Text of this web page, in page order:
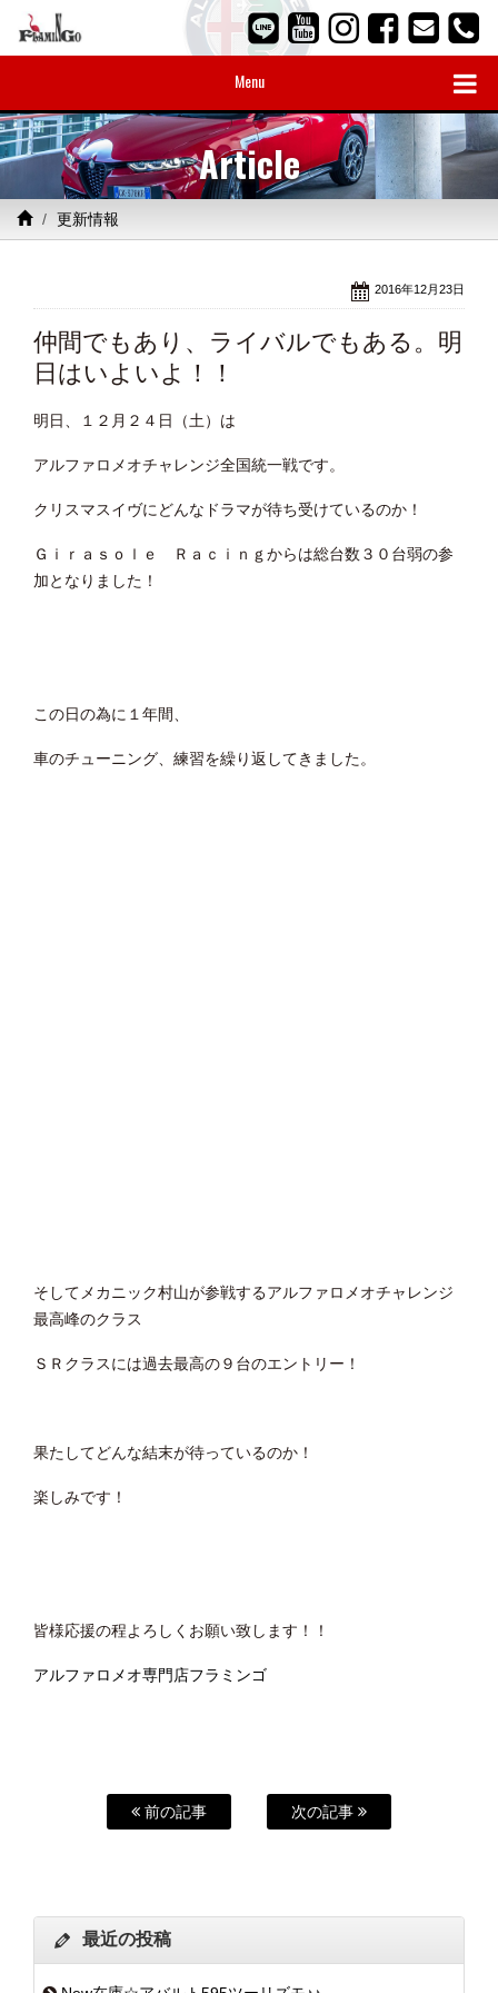
Menu
Article
更新情報
2016年12月23日
仲間でもあり、ライバルでもある。明
日はいよいよ！！
明日、１２月２４日（土）は
アルファロメオチャレンジ全国統一戦です。
クリスマスイヴにどんなドラマが待ち受けているのか！
Ｇｉｒａｓｏｌｅ Ｒａｃｉｎｇからは総台数３０台弱の参
加となりました！
この日の為に１年間、
車のチューニング、練習を繰り返してきました。
そしてメカニック村山が参戦するアルファロメオチャレンジ
最高峰のクラス
ＳＲクラスには過去最高の９台のエントリー！
果たしてどんな結末が待っているのか！
楽しみです！
皆様応援の程よろしくお願い致します！！
アルファロメオ専門店フラミンゴ
前の記事 次の記事
最近の投稿